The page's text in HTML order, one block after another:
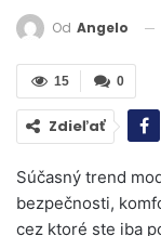
Od Angelo
0
15
Zdieľať
Súčasný trend
bezpečnosti,
cez ktoré ste iba